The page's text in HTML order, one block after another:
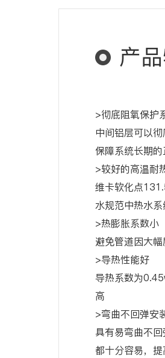
产
>彻底阻氧保护
中间铝层可以
保障系统长期
>较好的高温耐
维卡软化点
水规范中热水
>热膨胀系数小
避免管道因大
>导热性能好
导热系数为
高
>弯曲不回弹安
具有易弯曲不
都十分容易，